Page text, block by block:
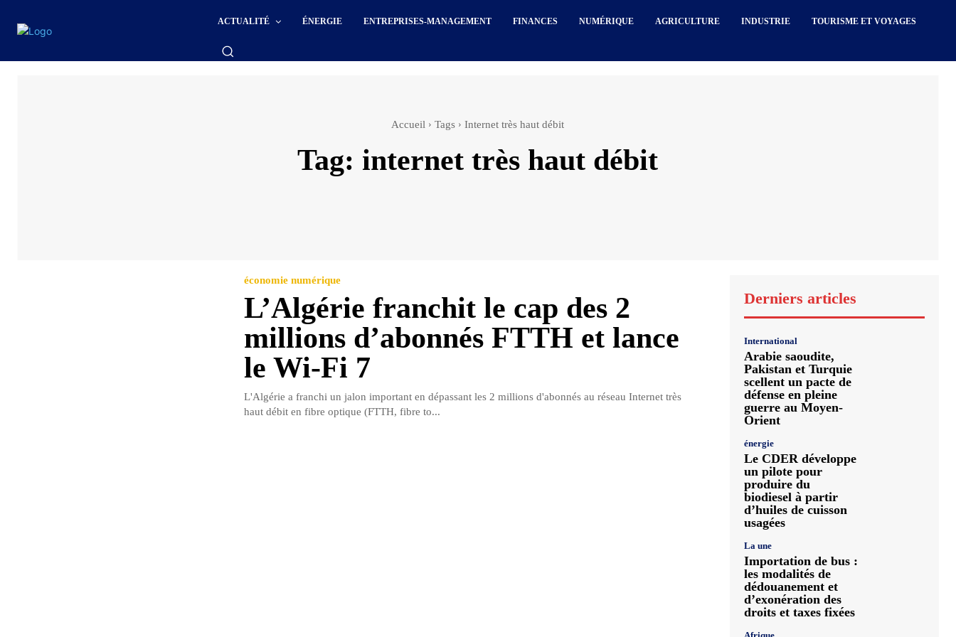
ACTUALITÉ ÉNERGIE ENTREPRISES-MANAGEMENT FINANCES NUMÉRIQUE AGRICULTURE INDUSTRIE TOURISME ET VOYAGES
Accueil Tags Internet très haut débit
Tag: internet très haut débit
économie numérique
L’Algérie franchit le cap des 2
millions d’abonnés FTTH et lance
le Wi-Fi 7
L'Algérie a franchi un jalon important en dépassant les 2 millions d'abonnés au réseau Internet très
haut débit en fibre optique (FTTH, fibre to...
Derniers articles
International
Arabie saoudite,
Pakistan et Turquie
scellent un pacte de
défense en pleine
guerre au Moyen-
Orient
énergie
Le CDER développe
un pilote pour
produire du
biodiesel à partir
d’huiles de cuisson
usagées
La une
Importation de bus :
les modalités de
dédouanement et
d’exonération des
droits et taxes fixées